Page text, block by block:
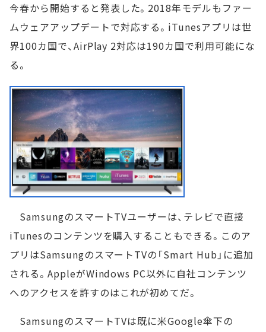
今春から開始すると発表した。2018年モデルもファー
ムウェアアップデートで対応する。iTunesアプリは世
界100カ国で、AirPlay 2対応は190カ国で利用可能にな
る。
SamsungのスマートTVユーザーは、テレビで直接
iTunesのコンテンツを購入することもできる。このア
プリはSamsungのスマートTVの「Smart Hub」に追加
される。AppleがWindows PC以外に自社コンテンツ
へのアクセスを許すのはこれが初めてだ。
SamsungのスマートTVは既に米Google傘下の